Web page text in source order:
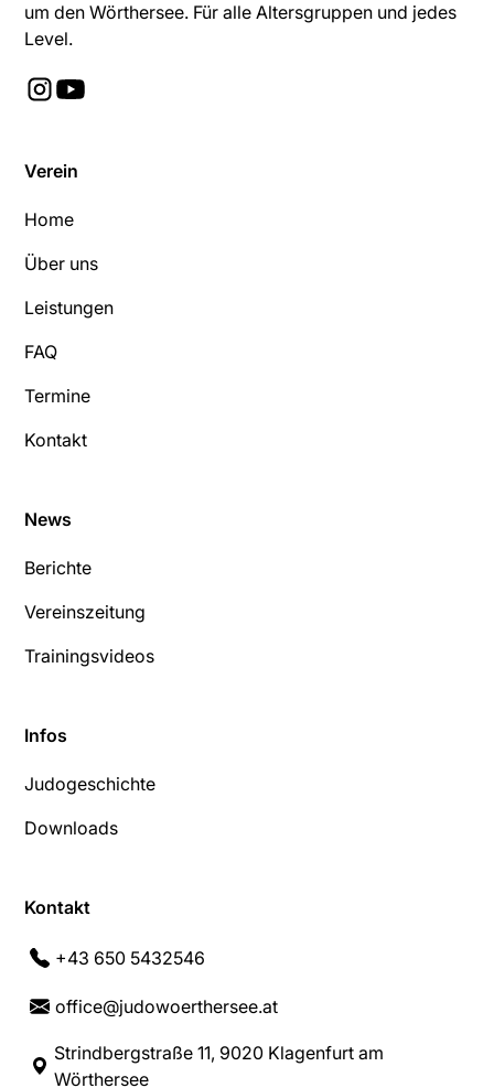
um den Wörthersee. Für alle Altersgruppen und jedes
Level.
Verein
Home
Über uns
Leistungen
FAQ
Termine
Kontakt
News
Berichte
Vereinszeitung
Trainingsvideos
Infos
Judogeschichte
Downloads
Kontakt
+43 650 5432546
office@judowoerthersee.at
Strindbergstraße 11, 9020 Klagenfurt am
Wörthersee